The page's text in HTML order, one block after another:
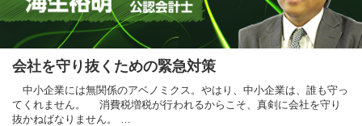
会社を守り抜くための緊急対策
中小企業には無関係のアベノミクス。やはり、中小企業は、誰も守っ
てくれません。 消費税増税が行われるからこそ、真剣に会社を守り
抜かねばなりません。 …